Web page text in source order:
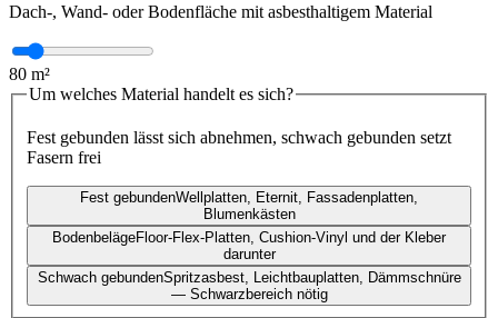
Dach-, Wand- oder Bodenfläche mit asbesthaltigem Material
80 m²
Um welches Material handelt es sich?
Fest gebunden lässt sich abnehmen, schwach gebunden setzt
Fasern frei
Fest gebundenWellplatten, Eternit, Fassadenplatten,
Blumenkästen
BodenbelägeFloor-Flex-Platten, Cushion-Vinyl und der Kleber
darunter
Schwach gebundenSpritzasbest, Leichtbauplatten, Dämmschnüre
— Schwarzbereich nötig